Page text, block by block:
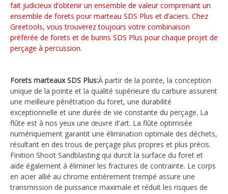
fait judicieux d’obtenir un ensemble de valeur comprenant un
ensemble de forets pour marteau SDS Plus et d’aciers. Chez
Greetools, vous trouverez toujours votre combinaison
préférée de forets et de burins SDS Plus pour chaque projet de
perçage à percussion.
Forets marteaux SDS Plus:À partir de la pointe, la conception
unique de la pointe et la qualité supérieure du carbure assurent
une meilleure pénétration du foret, une durabilité
exceptionnelle et une durée de vie constante du perçage. La
flûte est à nos yeux une œuvre d'art. La flûte optimisée
numériquement garantit une élimination optimale des déchets,
résultant en des trous de perçage plus propres et plus précis.
Finition Shoot Sandblasting qui durcit la surface du foret et
aide également à éliminer les fractures de contrainte. Le corps
en acier allié au chrome entièrement trempé assure une
transmission de puissance maximale et réduit les risques de